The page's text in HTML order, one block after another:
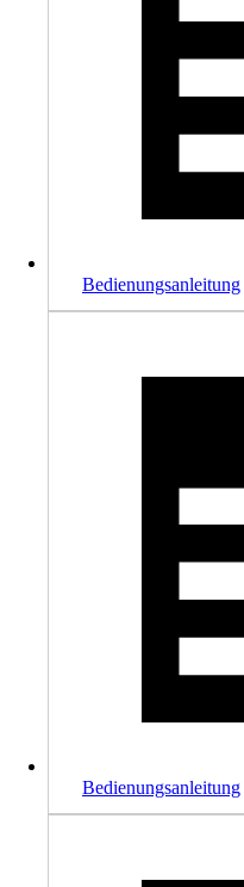
Bedienungsanleitung
Bedienungsanleitung